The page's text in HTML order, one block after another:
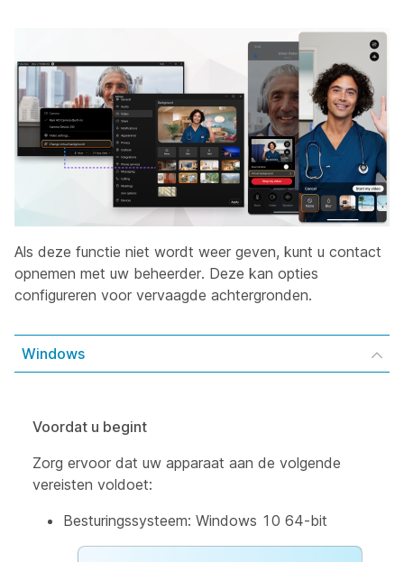
Als deze functie niet wordt weer geven, kunt u contact
opnemen met uw beheerder. Deze kan opties
configureren voor vervaagde achtergronden.
Windows
Voordat u begint
Zorg ervoor dat uw apparaat aan de volgende
vereisten voldoet:
Besturingssysteem: Windows 10 64-bit